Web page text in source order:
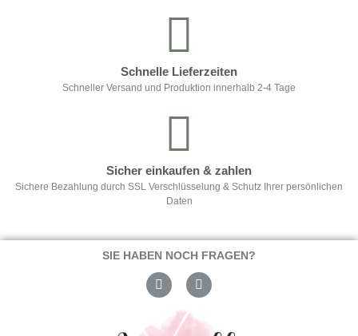
Schnelle Lieferzeiten
Schneller Versand und Produktion innerhalb 2-4 Tage
Sicher einkaufen & zahlen
Sichere Bezahlung durch SSL Verschlüsselung & Schutz Ihrer persönlichen
Daten
SIE HABEN NOCH FRAGEN?